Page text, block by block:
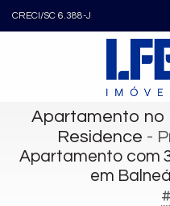
CRECI/SC 6.388-J
Apartamento no
Residence -
Apartamento com
em